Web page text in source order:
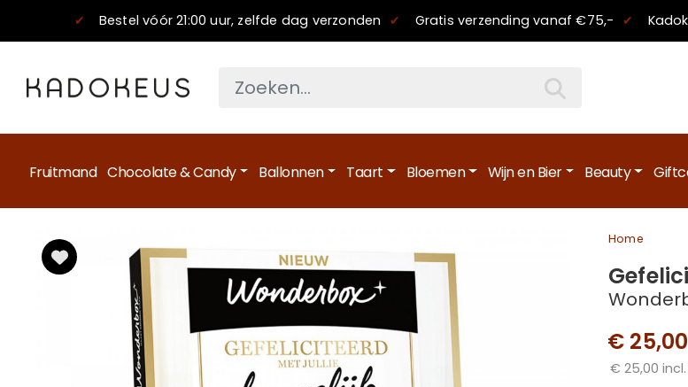
✔ Bestel vóór 21:00 uur, zelfde dag verzonden ✔ Gratis verzendingvanaf €75,- ✔
Fruitmand Chocolate & Candy Ballonnen Taart Bloemen Wijn en Bier Beauty
Home
€ 25,00
€ 25,00